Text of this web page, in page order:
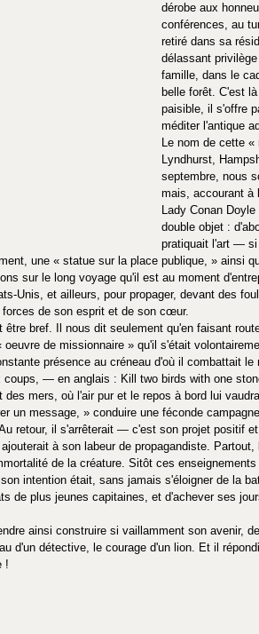
dérobe aux
conférences, au
retiré dans sa
délassant
famille, dans le
belle forêt. C'est
paisible, il s'offre
méditer l'antique
Le nom de cette
Lyndhurst,
septembre, nous
mais, accourant à
Lady Conan
double objet :
pratiquait l'art — si
une « statue sur la place publique, » ainsi
sur le long voyage qu'il est au moment
Unis, et ailleurs, pour propager, devant des
de son esprit et de son cœur.
bref. Il nous dit seulement qu'en faisant
de missionnaire » qu'il s'était
présence au créneau d'où il combattait le
coups, — en anglais : Kill two birds with one
mers, où l'air pur et le repos à bord lui
un message, » conduire une féconde
retour, il s'arrêterait — c'est son projet positif
à son labeur de propagandiste.
de la créature. Sitôt ces
intention était, sans jamais s'éloigner de la
de plus jeunes capitaines, et d'achever ses
ainsi construire si vaillamment son avenir,
d'un détective, le courage d'un lion. Et il
!